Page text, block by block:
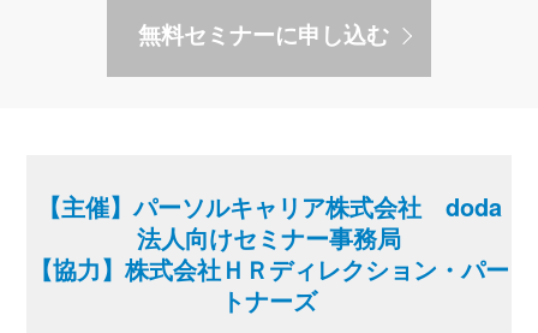
無料セミナーに申し込む
【主催】パーソルキャリア株式会社 doda
法人向けセミナー事務局
【協力】株式会社ＨＲディレクション・パー
トナーズ